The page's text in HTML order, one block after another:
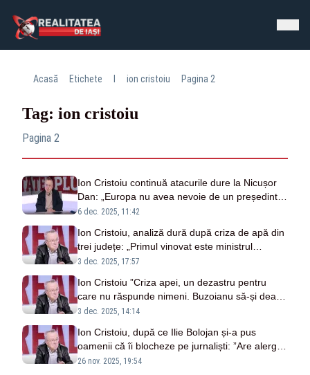
Acasă Etichete ion cristoiu Pagina 2
Tag: ion cristoiu
Pagina 2
Ion Cristoiu continuă atacurile dure la Nicușor
Dan: „Europa nu avea nevoie de un președinte
pro-Trump. Acuzațiile cu rușii sunt propagandă
6 dec. 2025, 11:42
Ion Cristoiu, analiză dură după criza de apă din
trei județe: „Primul vinovat este ministrul
Mediului, apoi Bolojan”
3 dec. 2025, 17:57
Ion Cristoiu ”Criza apei, un dezastru pentru
care nu răspunde nimeni. Buzoianu să-și dea
demisia”
3 dec. 2025, 14:14
Ion Cristoiu, după ce Ilie Bolojan și-a pus
oamenii că îi blocheze pe jurnaliști: ”Are alergie
față de presa care-l aleargă, se teme”
26 nov. 2025, 19:54